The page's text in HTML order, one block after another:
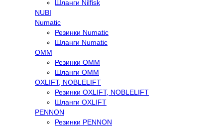
Шланги Nilfisk
NUBI
Numatic
Резинки Numatic
Шланги Numatic
OMM
Резинки OMM
Шланги OMM
OXLIFT, NOBLELIFT
Резинки OXLIFT, NOBLELIFT
Шланги OXLIFT
PENNON
Резинки PENNON